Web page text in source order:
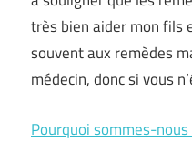
très bien aider mon fils
souvent aux remèdes
médecin, donc si vous
Pourquoi sommes-